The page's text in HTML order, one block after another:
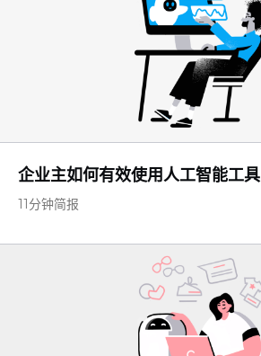
企业主如何有效使用人工智能工具
11分钟简报